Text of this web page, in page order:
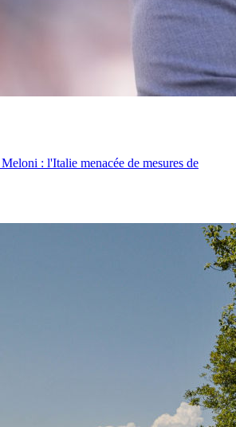
: l'Italie menacée de mesures de